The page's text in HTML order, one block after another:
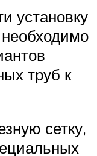
установку
труб к
сетку,